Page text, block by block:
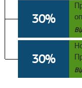
30%
30%